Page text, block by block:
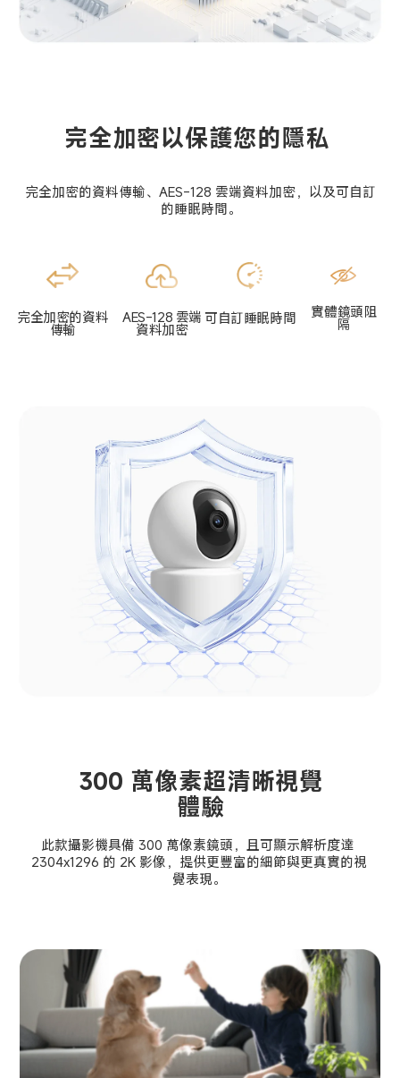
完全加密以保護您的隱私
完全加密的資料傳輸、AES-128 雲端資料加密，以及可自訂
的睡眠時間。
完全加密的資料
傳輸
AES-128 雲端
資料加密
可自訂睡眠時間 實體鏡頭阻
隔
300 萬像素超清晰視覺
體驗
此款攝影機具備 300 萬像素鏡頭，且可顯示解析度達
2304x1296 的 2K 影像，提供更豐富的細節與更真實的視
覺表現。